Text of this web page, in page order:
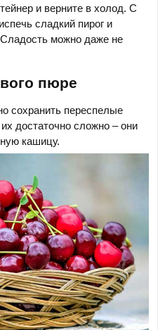
и верните в холод. С
сладкий пирог и
можно даже не
пюре
сохранить переспелые
достаточно сложно – они
кашицу.